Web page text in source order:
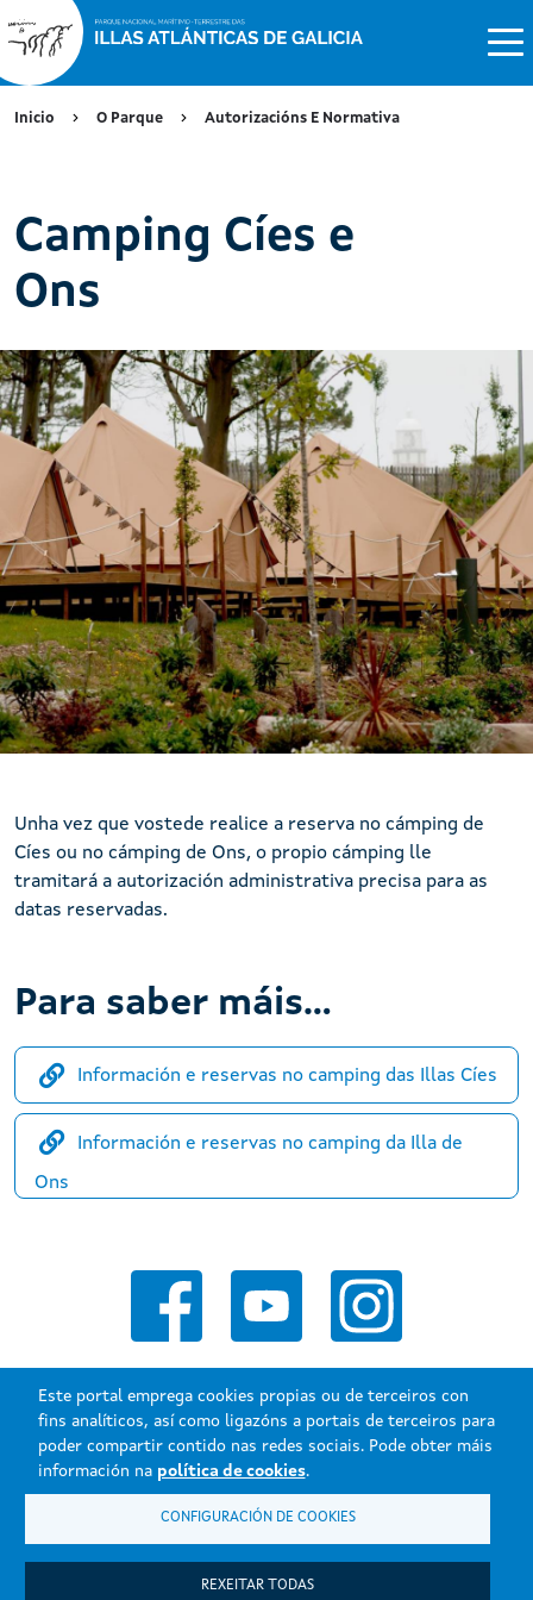
Este portal emprega cookies propias ou de terceiros con
fins analíticos, así como ligazóns a portais de terceiros para
poder compartir contido nas redes sociais. Pode obter máis
información na política de cookies.
CONFIGURACIÓN DE COOKIES
REXEITAR TODAS
Inicio O Parque Autorizacións E Normativa
Camping Cíes e
Ons
Unha vez que vostede realice a reserva no cámping de
Cíes ou no cámping de Ons, o propio cámping lle
tramitará a autorización administrativa precisa para as
datas reservadas.
Para saber máis...
Información e reservas no camping das Illas Cíes
Información e reservas no camping da Illa de
Ons
Xunta de Galicia. Información mantida e publicada na internet pola
Atención á cidadanía